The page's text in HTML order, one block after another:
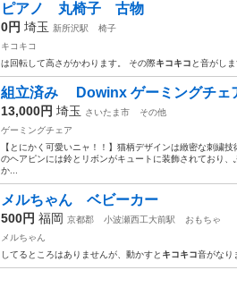
ピアノ 丸椅子 古物
0円 埼玉 新所沢駅
椅子
キコキコ
は回転して高さがかわります。 その際キコキコ と音がし
組立済み Dowinx ゲーミングチェ
13,000円 埼玉 さいたま市
その他
ゲーミングチェア
【とにかく可愛いニャ！！】猫柄デザインは緻密な刺繍
のヘアピンには鈴とリボンがキュートに装飾されており
か...
メルちゃん ベビーカー
500円 福岡 京都郡 小波瀬西工大前駅
おもちゃ
メルちゃん
してるところはありませんが、動かすと キコキコ音がなり